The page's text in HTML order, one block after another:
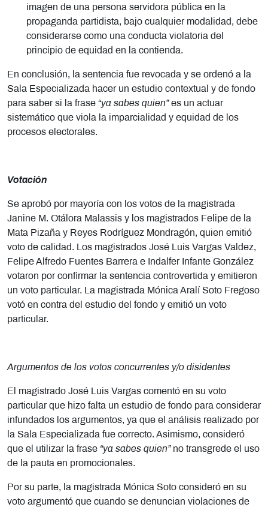
imagen de una persona servidora pública en la
propaganda partidista, bajo cualquier modalidad, debe
considerarse como una conducta violatoria del
principio de equidad en la contienda.
En conclusión, la sentencia fue revocada y se ordenó a la
Sala Especializada hacer un estudio contextual y de fondo
para saber si la frase “ya sabes quien”es un actuar
sistemático que viola la imparcialidad y equidad de los
procesos electorales.
Votación
Se aprobó por mayoría con los votos de la magistrada
Janine M. Otálora Malassis y los magistrados Felipe de la
Mata Pizaña y Reyes Rodríguez Mondragón, quien emitió
voto de calidad. Los magistrados José Luis Vargas Valdez,
Felipe Alfredo Fuentes Barrera e Indalfer Infante González
votaron por confirmar la sentencia controvertida y emitieron
un voto particular. La magistrada Mónica Aralí Soto Fregoso
votó en contra del estudio del fondo y emitió un voto
particular.
Argumentos de los votos concurrentes y/o disidentes
El magistrado José Luis Vargas comentó en su voto
particular que hizo falta un estudio de fondo para considerar
infundados los argumentos, ya que el análisis realizado por
la Sala Especializada fue correcto. Asimismo, consideró
que el utilizar la frase “ya sabes quien”no transgrede el uso
de la pauta en promocionales.
Por su parte, la magistrada Mónica Soto consideró en su
voto argumentó que cuando se denuncian violaciones de